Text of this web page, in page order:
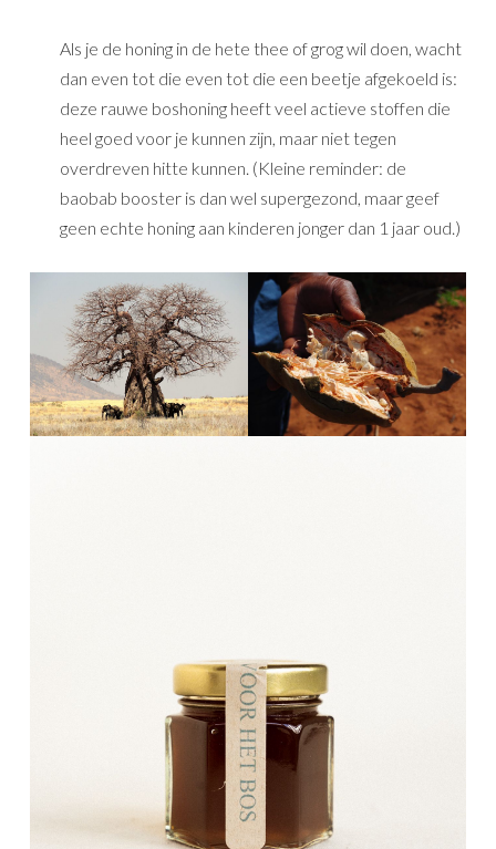
Als je de honing in de hete thee of grog wil doen, wacht
dan even tot die even tot die een beetje afgekoeld is:
deze rauwe boshoning heeft veel actieve stoffen die
heel goed voor je kunnen zijn, maar niet tegen
overdreven hitte kunnen. (Kleine reminder: de
baobab booster is dan wel supergezond, maar geef
geen echte honing aan kinderen jonger dan 1 jaar oud.)